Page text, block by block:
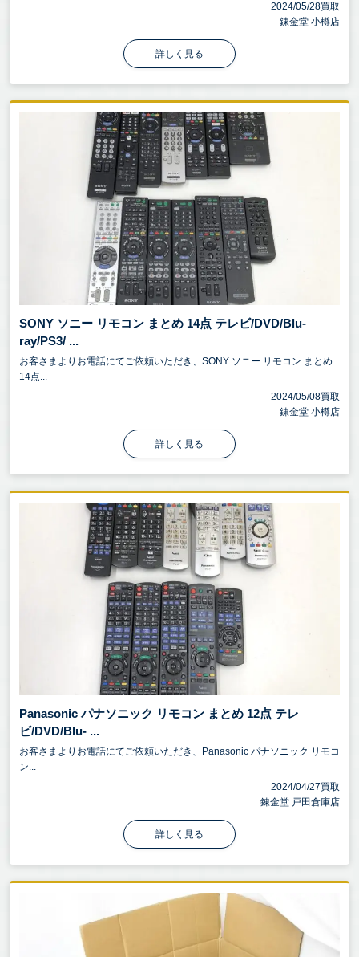
2024/05/28買取
錬金堂 小樽店
詳しく見る
SONY ソニー リモコン まとめ 14点 テレビ/DVD/Blu-
ray/PS3/ ...
お客さまよりお電話にてご依頼いただき、SONY ソニー リモコン まとめ
14点...
2024/05/08買取
錬金堂 小樽店
詳しく見る
Panasonic パナソニック リモコン まとめ 12点 テレ
ビ/DVD/Blu- ...
お客さまよりお電話にてご依頼いただき、Panasonic パナソニック リモコ
ン...
2024/04/27買取
錬金堂 戸田倉庫店
詳しく見る